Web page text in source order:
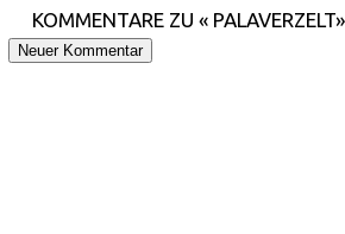
KOMMENTARE ZU « PALAVERZELT»